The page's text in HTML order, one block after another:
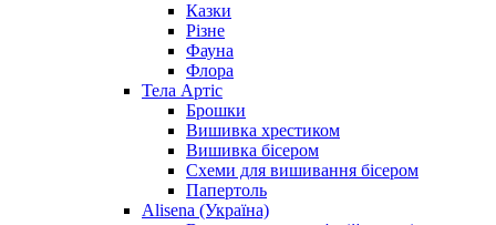
Казки
Різне
Фауна
Флора
Тела Артіс
Брошки
Вишивка хрестиком
Вишивка бісером
Схеми для вишивання бісером
Папертоль
Alisena (Україна)